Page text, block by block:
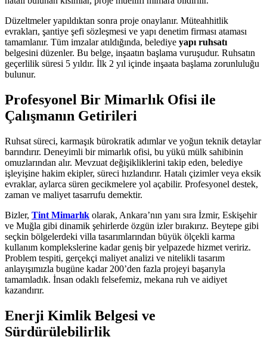
Düzeltmeler yapıldıktan sonra proje onaylanır. Müteahhitlik
evrakları, şantiye şefi sözleşmesi ve yapı denetim firması ataması
tamamlanır. Tüm imzalar atıldığında, belediye yapı ruhsatı
belgesini düzenler. Bu belge, inşaatın başlama vuruşudur. Ruhsatın
geçerlilik süresi 5 yıldır. İlk 2 yıl içinde inşaata başlama zorunluluğu
bulunur.
Profesyonel Bir Mimarlık Ofisi ile
Çalışmanın Getirileri
Ruhsat süreci, karmaşık bürokratik adımlar ve yoğun teknik detaylar
barındırır. Deneyimli bir mimarlık ofisi, bu yükü mülk sahibinin
omuzlarından alır. Mevzuat değişikliklerini takip eden, belediye
işleyişine hakim ekipler, süreci hızlandırır. Hatalı çizimler veya eksik
evraklar, aylarca süren gecikmelere yol açabilir. Profesyonel destek,
zaman ve maliyet tasarrufu demektir.
Bizler, Tint Mimarlık olarak, Ankara’nın yanı sıra İzmir, Eskişehir
ve Muğla gibi dinamik şehirlerde özgün izler bırakırız. Beytepe gibi
seçkin bölgelerdeki villa tasarımlarından büyük ölçekli karma
kullanım komplekslerine kadar geniş bir yelpazede hizmet veririz.
Problem tespiti, gerçekçi maliyet analizi ve nitelikli tasarım
anlayışımızla bugüne kadar 200’den fazla projeyi başarıyla
tamamladık. İnsan odaklı felsefemiz, mekana ruh ve aidiyet
kazandırır.
Enerji Kimlik Belgesi ve
Sürdürülebilirlik